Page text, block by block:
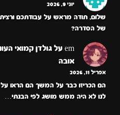
יוני 9, 2026
שלום, תודה מראש על עבודתכם
של הסדרה?
em על
אובה
אפריל 11, 2026
הם הכריזו כבר על המשך הם הראו על
לנו לא היה ממש מושג לפי הבנתי…